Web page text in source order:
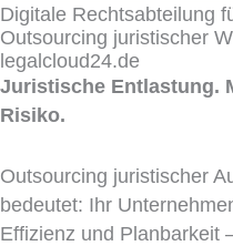
Digitale Rechtsabteilung
Outsourcing juristischer
legalcloud24.de
Juristische Entlastung.
Risiko.
Outsourcing juristischer
bedeutet: Ihr
Effizienz und Planbarkeit